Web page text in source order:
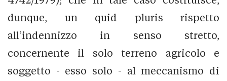
dunque, un quid pluris rispetto
all’indennizzo in senso stretto,
concernente il solo terreno agricolo e
soggetto - esso solo - al meccanismo di